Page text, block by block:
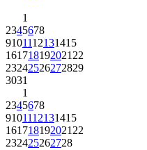
1
2345678
9101112131415
161718192021 22
23242526272829
3031
1
2345678
9101112131415
161718192021 22
232425262728